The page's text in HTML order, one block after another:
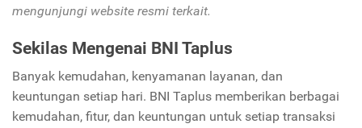
mengunjungi website resmi terkait.
Sekilas Mengenai BNI Taplus
Banyak kemudahan, kenyamanan layanan, dan
keuntungan setiap hari. BNI Taplus memberikan berbagai
kemudahan, fitur, dan keuntungan untuk setiap transaksi